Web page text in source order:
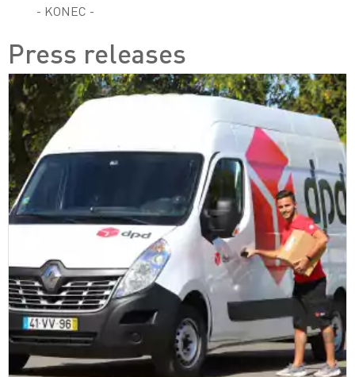
- KONEC -
Press releases